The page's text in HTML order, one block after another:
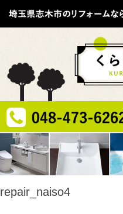
repair_naiso4